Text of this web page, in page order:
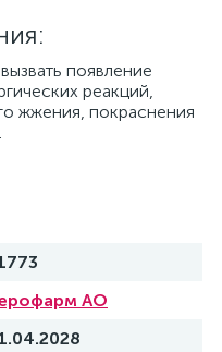
появление
реакций,
жжения, покраснения
АО